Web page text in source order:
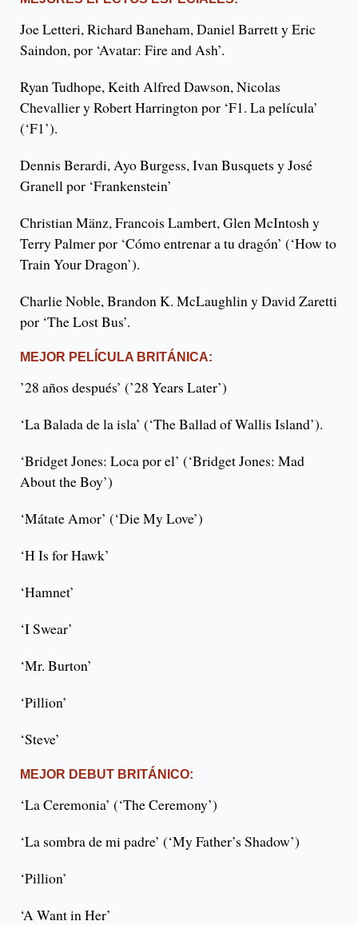
Joe Letteri, Richard Baneham, Daniel Barrett y Eric
Saindon, por ‘Avatar: Fire and Ash’.
Ryan Tudhope, Keith Alfred Dawson, Nicolas
Chevallier y Robert Harrington por ‘F1. La película’
(‘F1’).
Dennis Berardi, Ayo Burgess, Ivan Busquets y José
Granell por ‘Frankenstein’
Christian Mänz, Francois Lambert, Glen McIntosh y
Terry Palmer por ‘Cómo entrenar a tu dragón’ (‘How to
Train Your Dragon’).
Charlie Noble, Brandon K. McLaughlin y David Zaretti
por ‘The Lost Bus’.
MEJOR PELÍCULA BRITÁNICA:
’28 años después’ (’28 Years Later’)
‘La Balada de la isla’ (‘The Ballad of Wallis Island’).
‘Bridget Jones: Loca por el’ (‘Bridget Jones: Mad
About the Boy’)
‘Mátate Amor’ (‘Die My Love’)
‘H Is for Hawk’
‘Hamnet’
‘I Swear’
‘Mr. Burton’
‘Pillion’
‘Steve’
MEJOR DEBUT BRITÁNICO:
‘La Ceremonia’ (‘The Ceremony’)
‘La sombra de mi padre’ (‘My Father’s Shadow’)
‘Pillion’
‘A Want in Her’